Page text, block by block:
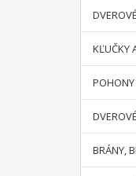
KĽUČKY
POHONY
BRÁNY,